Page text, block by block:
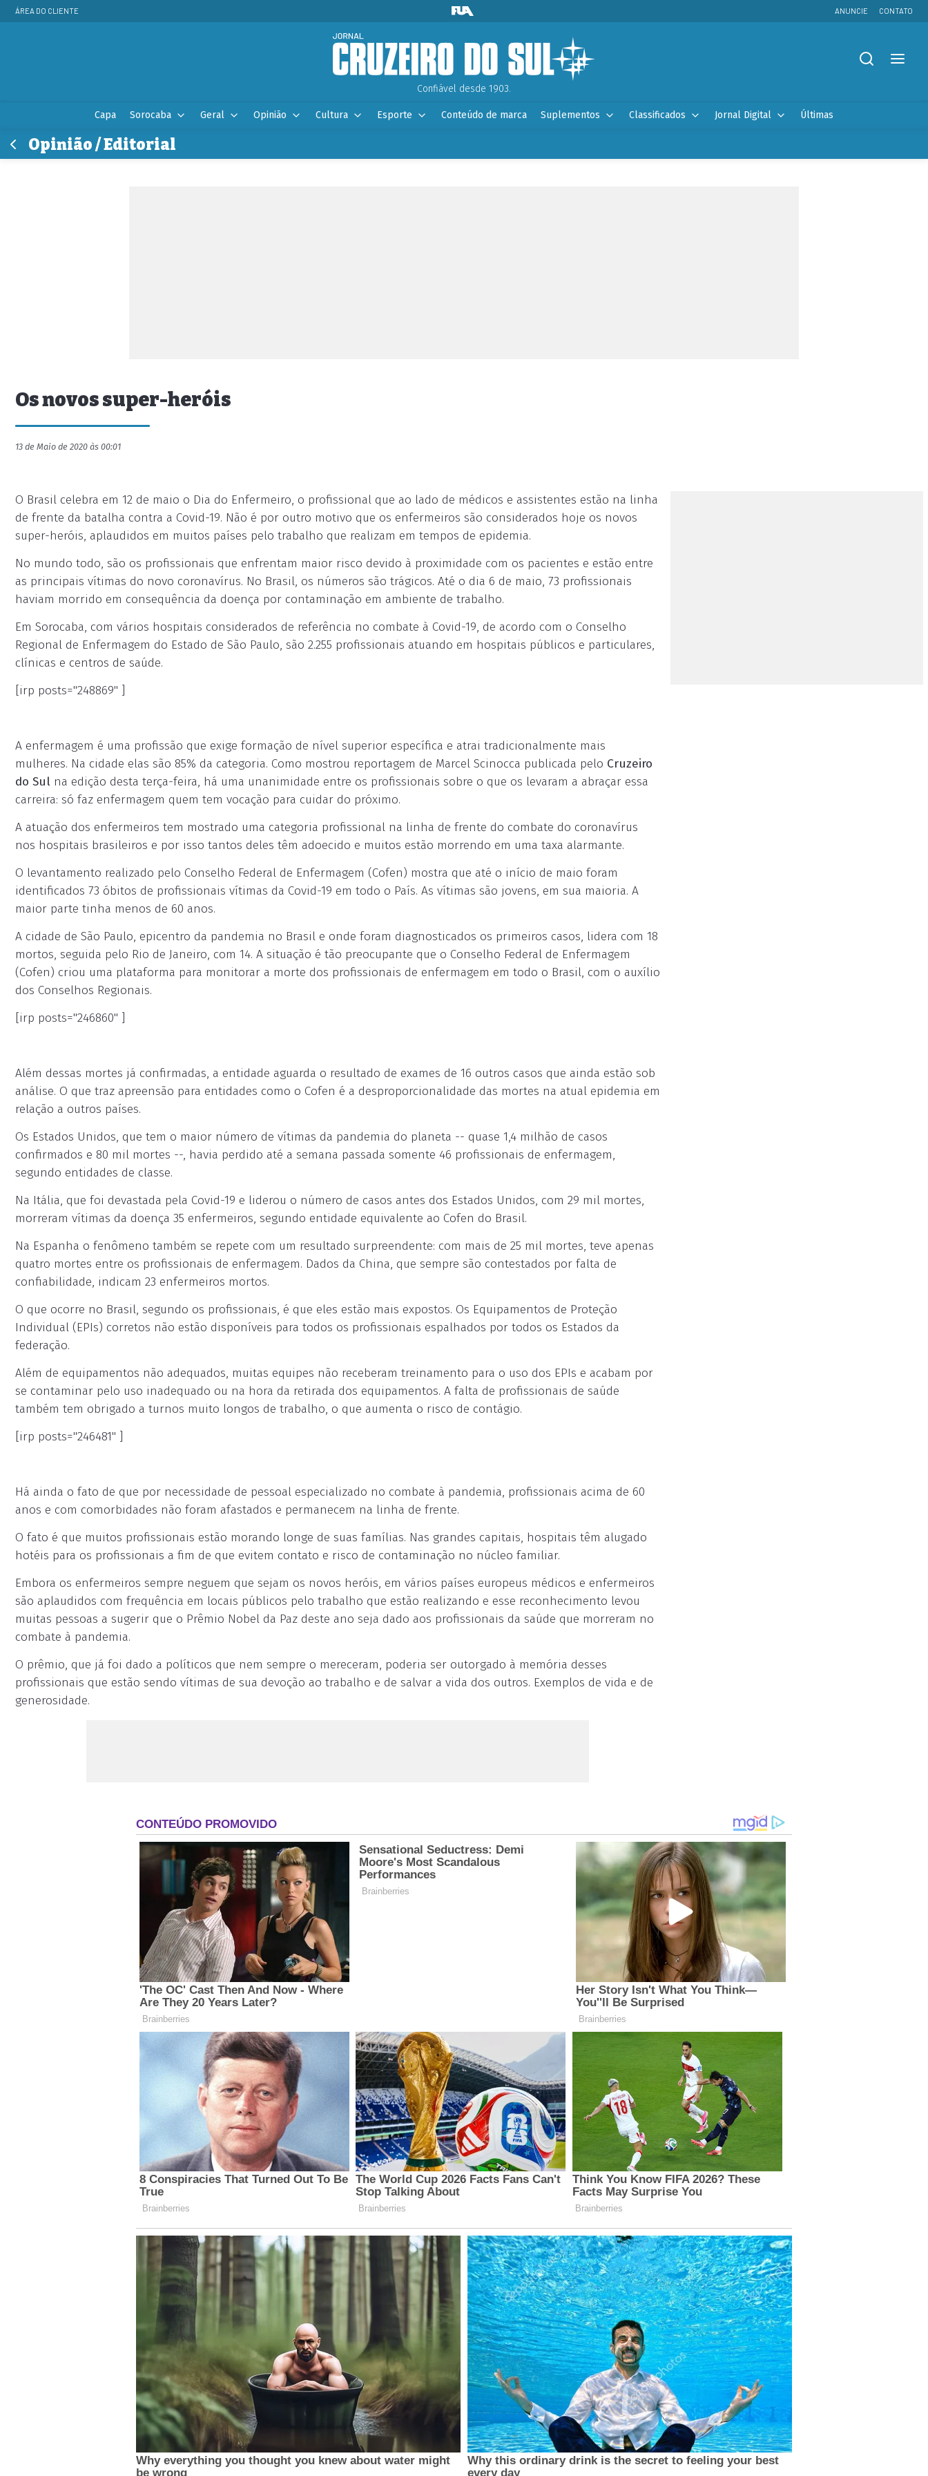
ÁREA DO CLIENTE ANUNCIE CONTATO
Confiável desde 1903.
Capa Sorocaba Geral Opinião Cultura Esporte Conteúdo de marca Suplementos Classificados Jornal Digital Últimas
Opinião / Editorial
Os novos super-heróis
13 de Maio de 2020 às 00:01
O Brasil celebra em 12 de maio o Dia do Enfermeiro, o profissional que ao lado de médicos e assistentes estão na linha
de frente da batalha contra a Covid-19. Não é por outro motivo que os enfermeiros são considerados hoje os novos
super-heróis, aplaudidos em muitos países pelo trabalho que realizam em tempos de epidemia.
No mundo todo, são os profissionais que enfrentam maior risco devido à proximidade com os pacientes e estão entre
as principais vítimas do novo coronavírus. No Brasil, os números são trágicos. Até o dia 6 de maio, 73 profissionais
haviam morrido em consequência da doença por contaminação em ambiente de trabalho.
Em Sorocaba, com vários hospitais considerados de referência no combate à Covid-19, de acordo com o Conselho
Regional de Enfermagem do Estado de São Paulo, são 2.255 profissionais atuando em hospitais públicos e particulares,
clínicas e centros de saúde.
[irp posts="248869" ]
A enfermagem é uma profissão que exige formação de nível superior específica e atrai tradicionalmente mais
mulheres. Na cidade elas são 85% da categoria. Como mostrou reportagem de Marcel Scinocca publicada pelo Cruzeiro
do Sul na edição desta terça-feira, há uma unanimidade entre os profissionais sobre o que os levaram a abraçar essa
carreira: só faz enfermagem quem tem vocação para cuidar do próximo.
A atuação dos enfermeiros tem mostrado uma categoria profissional na linha de frente do combate do coronavírus
nos hospitais brasileiros e por isso tantos deles têm adoecido e muitos estão morrendo em uma taxa alarmante.
O levantamento realizado pelo Conselho Federal de Enfermagem (Cofen) mostra que até o início de maio foram
identificados 73 óbitos de profissionais vítimas da Covid-19 em todo o País. As vítimas são jovens, em sua maioria. A
maior parte tinha menos de 60 anos.
A cidade de São Paulo, epicentro da pandemia no Brasil e onde foram diagnosticados os primeiros casos, lidera com 18
mortos, seguida pelo Rio de Janeiro, com 14. A situação é tão preocupante que o Conselho Federal de Enfermagem
(Cofen) criou uma plataforma para monitorar a morte dos profissionais de enfermagem em todo o Brasil, com o auxílio
dos Conselhos Regionais.
[irp posts="246860" ]
Além dessas mortes já confirmadas, a entidade aguarda o resultado de exames de 16 outros casos que ainda estão sob
análise. O que traz apreensão para entidades como o Cofen é a desproporcionalidade das mortes na atual epidemia em
relação a outros países.
Os Estados Unidos, que tem o maior número de vítimas da pandemia do planeta -- quase 1,4 milhão de casos
confirmados e 80 mil mortes --, havia perdido até a semana passada somente 46 profissionais de enfermagem,
segundo entidades de classe.
Na Itália, que foi devastada pela Covid-19 e liderou o número de casos antes dos Estados Unidos, com 29 mil mortes,
morreram vítimas da doença 35 enfermeiros, segundo entidade equivalente ao Cofen do Brasil.
Na Espanha o fenômeno também se repete com um resultado surpreendente: com mais de 25 mil mortes, teve apenas
quatro mortes entre os profissionais de enfermagem. Dados da China, que sempre são contestados por falta de
confiabilidade, indicam 23 enfermeiros mortos.
O que ocorre no Brasil, segundo os profissionais, é que eles estão mais expostos. Os Equipamentos de Proteção
Individual (EPIs) corretos não estão disponíveis para todos os profissionais espalhados por todos os Estados da
federação.
Além de equipamentos não adequados, muitas equipes não receberam treinamento para o uso dos EPIs e acabam por
se contaminar pelo uso inadequado ou na hora da retirada dos equipamentos. A falta de profissionais de saúde
também tem obrigado a turnos muito longos de trabalho, o que aumenta o risco de contágio.
[irp posts="246481" ]
Há ainda o fato de que por necessidade de pessoal especializado no combate à pandemia, profissionais acima de 60
anos e com comorbidades não foram afastados e permanecem na linha de frente.
O fato é que muitos profissionais estão morando longe de suas famílias. Nas grandes capitais, hospitais têm alugado
hotéis para os profissionais a fim de que evitem contato e risco de contaminação no núcleo familiar.
Embora os enfermeiros sempre neguem que sejam os novos heróis, em vários países europeus médicos e enfermeiros
são aplaudidos com frequência em locais públicos pelo trabalho que estão realizando e esse reconhecimento levou
muitas pessoas a sugerir que o Prêmio Nobel da Paz deste ano seja dado aos profissionais da saúde que morreram no
combate à pandemia.
O prêmio, que já foi dado a políticos que nem sempre o mereceram, poderia ser outorgado à memória desses
profissionais que estão sendo vítimas de sua devoção ao trabalho e de salvar a vida dos outros. Exemplos de vida e de
generosidade.